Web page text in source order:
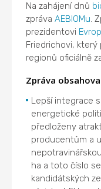
Na zahájení dnů
zprávaAEBIOMu.
prezidentovi
Friedrichovi, který
regionů oficiálně
Zpráva
Lepší integrace
energetické
předloženy
producentům a
ha a toto číslo
kandidátských